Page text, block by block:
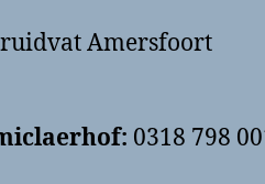
Amersfoort
0318 798